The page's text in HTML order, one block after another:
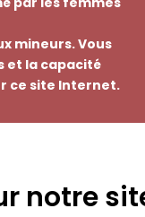
mineurs. Vous
et la capacité
ce site Internet.
notre